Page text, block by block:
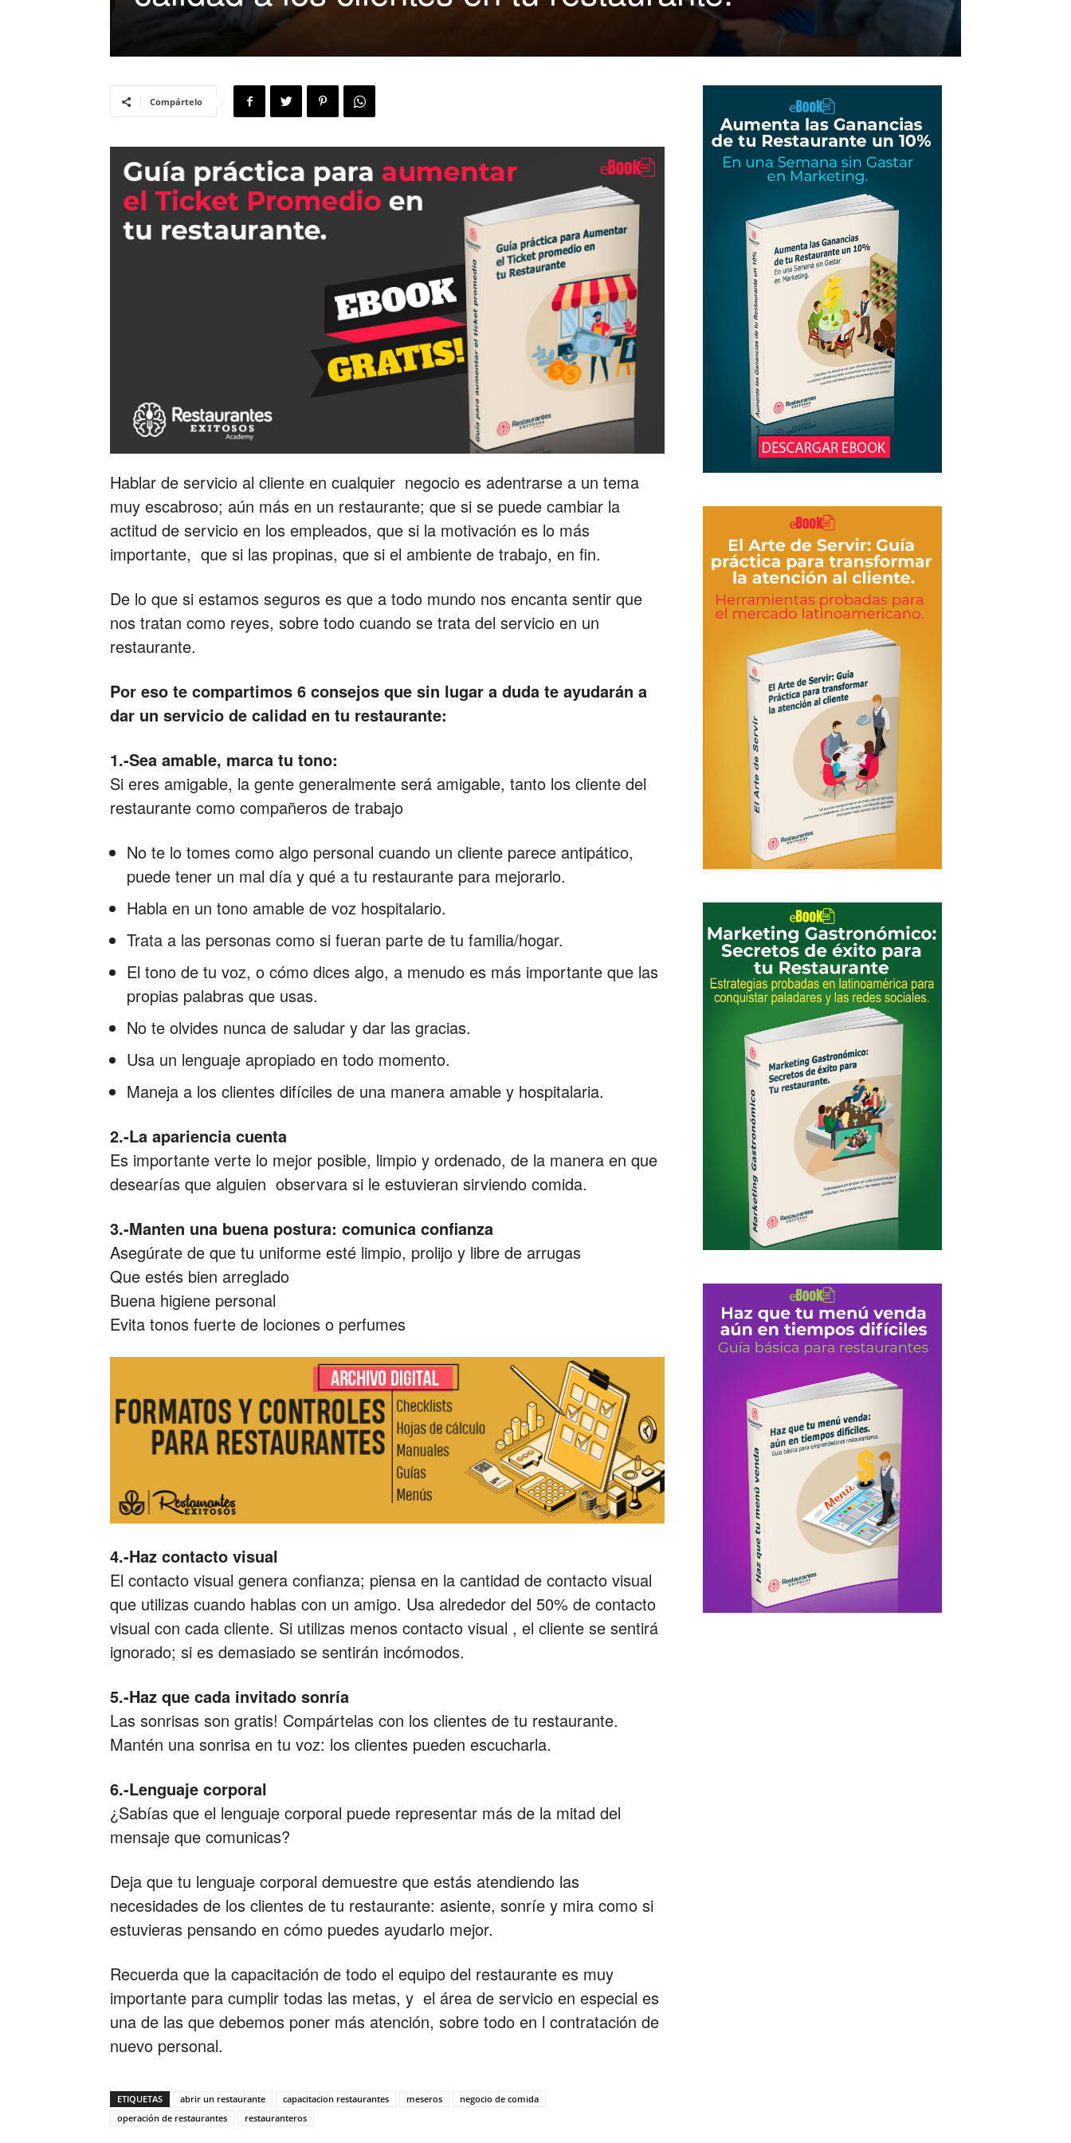
de
Restaurantes
|
para
Restaurantes
Compártelo
Hablar de servicio al cliente en cualquier negocio es adentrarse a un tema
muy escabroso; aún más en un restaurante; que si se puede cambiar la
actitud de servicio en los empleados, que si la motivación es lo más
importante, que si las propinas, que si el ambiente de trabajo, en fin.
De lo que si estamos seguros es que a todo mundo nos encanta sentir que
nos tratan como reyes, sobre todo cuando se trata del servicio en un
restaurante.
Por eso te compartimos 6 consejos que sin lugar a duda te ayudarán a
dar un servicio de calidad en tu restaurante:
1.-Sea amable, marca tu tono:
Si eres amigable, la gente generalmente será amigable, tanto los cliente del
restaurante como compañeros de trabajo
No te lo tomes como algo personal cuando un cliente parece antipático,
puede tener un mal día y qué a tu restaurante para mejorarlo.
Habla en un tono amable de voz hospitalario.
Trata a las personas como si fueran parte de tu familia/hogar.
El tono de tu voz, o cómo dices algo, a menudo es más importante que las
propias palabras que usas.
No te olvides nunca de saludar y dar las gracias.
Usa un lenguaje apropiado en todo momento.
Maneja a los clientes difíciles de una manera amable y hospitalaria.
2.-La apariencia cuenta
Es importante verte lo mejor posible, limpio y ordenado, de la manera en que
desearías que alguien observara si le estuvieran sirviendo comida.
3.-Manten una buena postura: comunica confianza
Asegúrate de que tu uniforme esté limpio, prolijo y libre de arrugas
Que estés bien arreglado
Buena higiene personal
Evita tonos fuerte de lociones o perfumes
4.-Haz contacto visual
El contacto visual genera confianza; piensa en la cantidad de contacto visual
que utilizas cuando hablas con un amigo. Usa alrededor del 50% de contacto
visual con cada cliente. Si utilizas menos contacto visual , el cliente se sentirá
ignorado; si es demasiado se sentirán incómodos.
5.-Haz que cada invitado sonría
Las sonrisas son gratis! Compártelas con los clientes de tu restaurante.
Mantén una sonrisa en tu voz: los clientes pueden escucharla.
6.-Lenguaje corporal
¿Sabías que el lenguaje corporal puede representar más de la mitad del
mensaje que comunicas?
Deja que tu lenguaje corporal demuestre que estás atendiendo las
necesidades de los clientes de tu restaurante: asiente, sonríe y mira como si
estuvieras pensando en cómo puedes ayudarlo mejor.
Recuerda que la capacitación de todo el equipo del restaurante es muy
importante para cumplir todas las metas, y el área de servicio en especial es
una de las que debemos poner más atención, sobre todo en l contratación de
nuevo personal.
ETIQUETAS abrir un restaurante capacitacion restaurantes meseros
negocio de comida
operación de restaurantes
restauranteros